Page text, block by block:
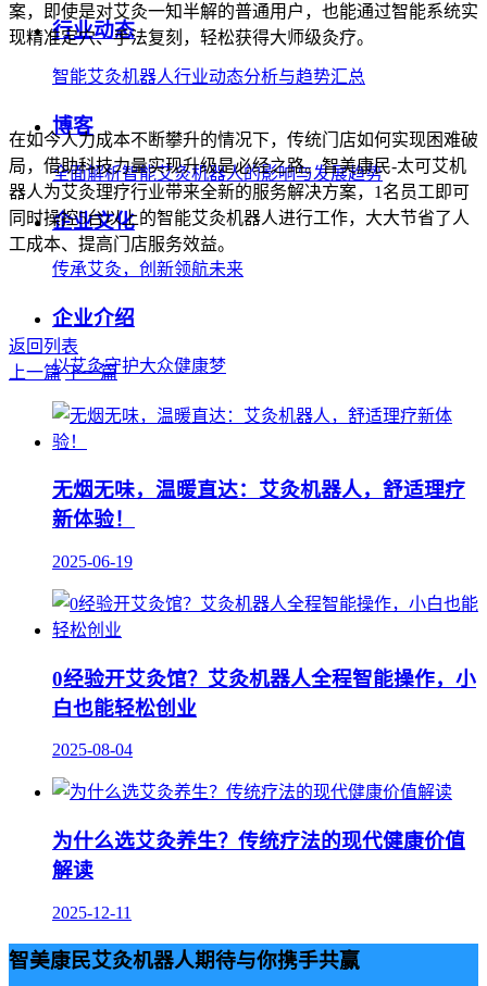
行业动态
智能艾灸机器人行业动态分析与趋势汇总
博客
全面解析智能艾灸机器人的影响与发展趋势
企业文化
传承艾灸，创新领航未来
企业介绍
以艾灸守护大众健康梦
案，即使是对艾灸一知半解的普通用户，也能通过智能系统实
现精准定穴、手法复刻，轻松获得大师级灸疗。
在如今人力成本不断攀升的情况下，传统门店如何实现困难破
局，借助科技力量实现升级是必经之路。智美康民-太可艾机
器人为艾灸理疗行业带来全新的服务解决方案，1名员工即可
同时操控5台以上的智能艾灸机器人进行工作，大大节省了人
工成本、提高门店服务效益。
返回列表
上一篇 下一篇
无烟无味，温暖直达：艾灸机器人，舒适理疗
新体验！
2025-06-19
0经验开艾灸馆？艾灸机器人全程智能操作，小
白也能轻松创业
2025-08-04
为什么选艾灸养生？传统疗法的现代健康价值
解读
2025-12-11
智美康民艾灸机器人期待与你携手共赢